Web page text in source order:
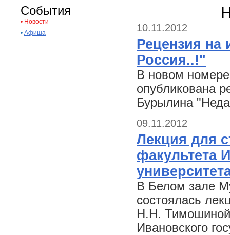
События
• Новости
• Афиша 10.11.2012
Рецензия на
Россия..!"
В новом
опубликована
Бурылина
09.11.2012
Лекция для
факультета
В Белом зале
состоялась
Н.Н. Тимошиной
Ивановского